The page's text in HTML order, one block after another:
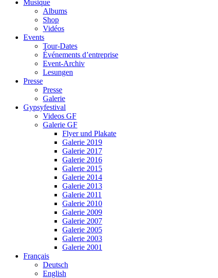
Musique
Albums
Shop
Vidéos
Events
Tour-Dates
Événements d’entreprise
Event-Archiv
Lesungen
Presse
Presse
Galerie
Gypsyfestival
Videos GF
Galerie GF
Flyer und Plakate
Galerie 2019
Galerie 2017
Galerie 2016
Galerie 2015
Galerie 2014
Galerie 2013
Galerie 2011
Galerie 2010
Galerie 2009
Galerie 2007
Galerie 2005
Galerie 2003
Galerie 2001
Français
Deutsch
English